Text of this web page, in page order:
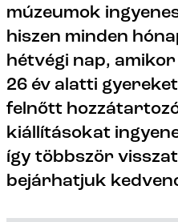
múzeumok
hiszen minden
hétvégi nap,
26 év alatti
felnőtt
kiállításokat
így többször
bejárhatjuk